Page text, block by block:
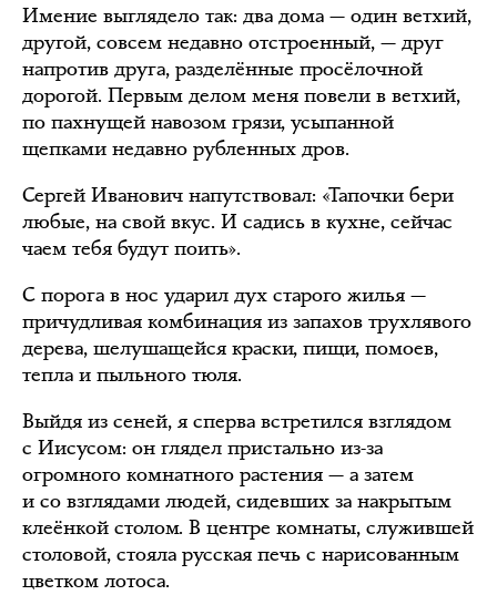
Имение выглядело так: два дома — один ветхий,
другой, совсем недавно отстроенный, — друг
напротив друга, разделённые просёлочной
дорогой. Первым делом меня повели в ветхий,
по пахнущей навозом грязи, усыпанной
щепками недавно рубленных дров.
Сергей Иванович напутствовал: «Тапочки бери
любые, на свой вкус. И садись в кухне, сейчас
чаем тебя будут поить».
С порога в нос ударил дух старого жилья —
причудливая комбинация из запахов трухлявого
дерева, шелушащейся краски, пищи, помоев,
тепла и пыльного тюля.
Выйдя из сеней, я сперва встретился взглядом
с Иисусом: он глядел пристально из-за
огромного комнатного растения — а затем
и со взглядами людей, сидевших за накрытым
клеёнкой столом. В центре комнаты, служившей
столовой, стояла русская печь с нарисованным
цветком лотоса.